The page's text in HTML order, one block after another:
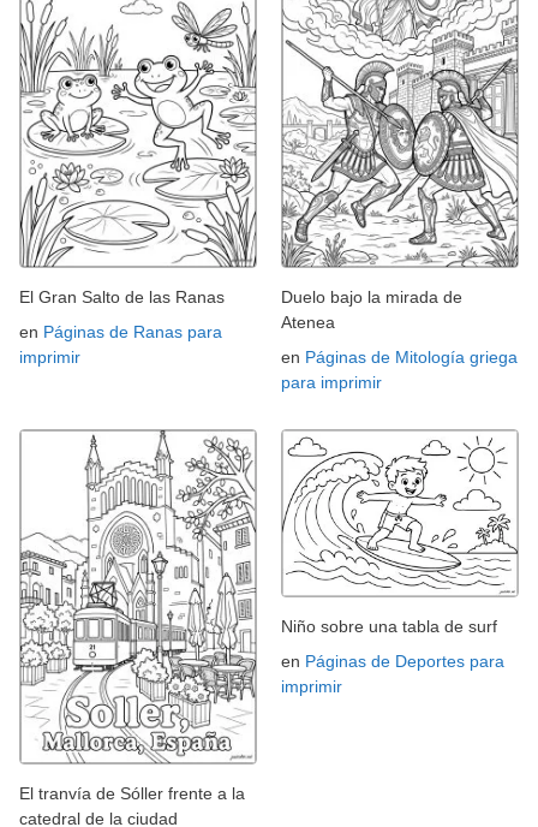
El Gran Salto de las Ranas
en Páginas de Ranas para
imprimir
Duelo bajo la mirada de
Atenea
en Páginas de Mitología griega
para imprimir
El tranvía de Sóller frente a la
catedral de la ciudad
Niño sobre una tabla de surf
en Páginas de Deportes para
imprimir